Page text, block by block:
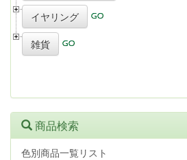
イヤリング
雑貨
商品検索
色別商品一覧リスト